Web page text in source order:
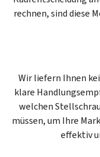
rechnen, sind diese
Wir liefern Ihnen
klare
welchen
müssen, um Ihre
effektiv